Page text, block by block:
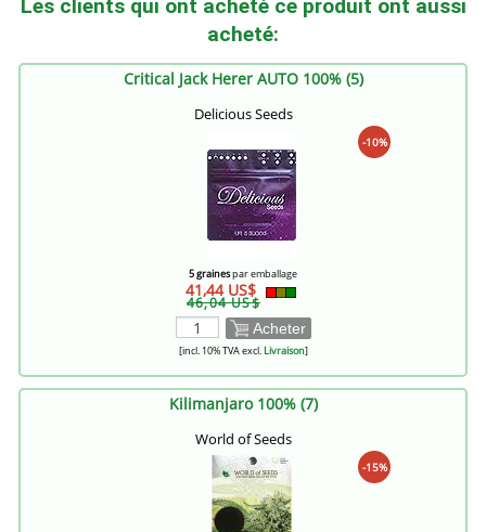
Les clients qui ont acheté ce produit ont aussi
acheté:
Critical Jack Herer AUTO 100% (5)
Delicious Seeds
-10%
5 grainespar emballage
41,44 US$
46,04 US$
Acheter
[incl. 10% TVA excl.Livraison]
Kilimanjaro 100% (7)
World of Seeds
-15%